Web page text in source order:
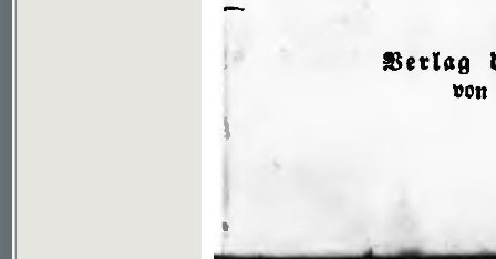
Soubor ke stažení ve formátu djvu